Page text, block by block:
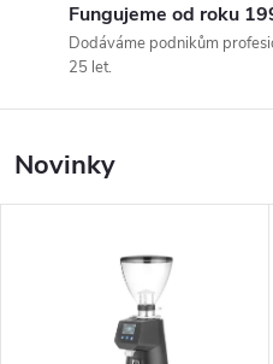
a
ř
Fungujeme od roku
Dodáváme podnikům
25 let.
Novinky